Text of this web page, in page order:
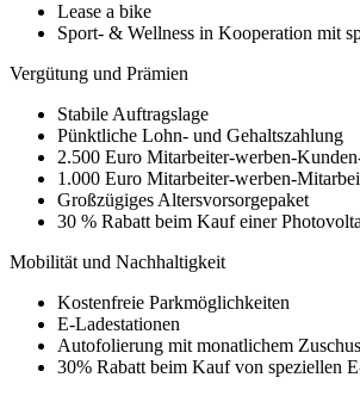
Lease a bike
Sport- & Wellness in Kooperation mit
Vergütung und Prämien
Stabile Auftragslage
Pünktliche Lohn- und Gehaltszahlung
2.500 Euro Mitarbeiter-werben-
1.000 Euro Mitarbeiter-werben-
Großzügiges Altersvorsorgepaket
30 % Rabatt beim Kauf einer
Mobilität und Nachhaltigkeit
Kostenfreie Parkmöglichkeiten
E-Ladestationen
Autofolierung mit monatlichem
30% Rabatt beim Kauf von speziellen